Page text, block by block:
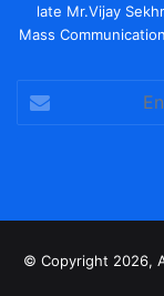
late Mr.Vijay
Mass
your
© Copyright 2026,